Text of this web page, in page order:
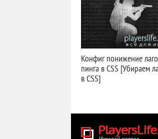
Конфиг понижение
пинга в CSS [Убираем
в CSS]